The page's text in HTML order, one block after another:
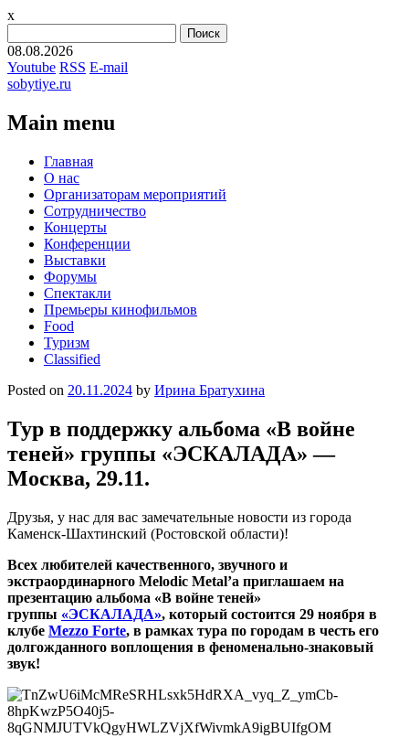
x
08.08.2026
Youtube RSS E-mail
sobytiye.ru
Main menu
Skip
content
Главная
О нас
Организаторам мероприятий
Сотрудничество
Концерты
Конференции
Выставки
Форумы
Спектакли
Премьеры кинофильмов
Food
Туризм
Сlassified
Posted on 20.11.2024 by Ирина Братухина
Тур в поддержку альбома «В войне
теней» группы «ЭСКАЛАДА» —
Москва, 29.11.
Друзья, у нас для вас замечательные новости из города
Каменск-Шахтинский (Ростовской области)!
Всех любителей качественного, звучного и
экстраординарного Melodic Metal’а приглашаем на
презентацию альбома «В войне теней»
группы «ЭСКАЛАДА», который состоится 29 ноября в
клубе Mezzo Forte, в рамках тура по городам в честь его
долгожданного воплощения в феноменально-знаковый
звук!